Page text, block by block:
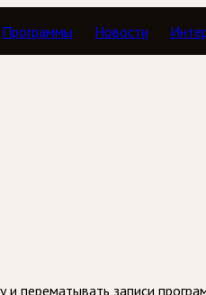
Программы Новости
и перематывать записи